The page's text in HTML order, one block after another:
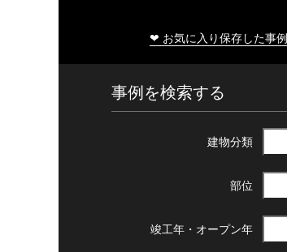
❤ お気に入り保存した事
事例を検索する
建物分類
部位
竣工年・ オープン年